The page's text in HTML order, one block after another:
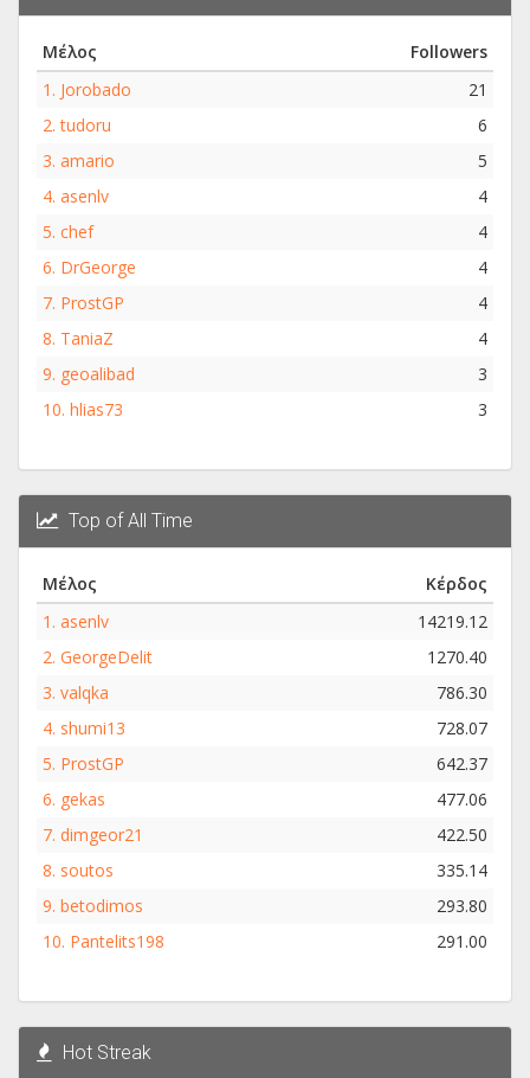
Μέλος
Followers
1. Jorobado
21
2.tudoru
6
3. amario
5
4. asenlv
4
5. chef
4
6. DrGeorge
4
7. ProstGP
4
8. TaniaZ
4
9. geoalibad
3
10. hlias73 3
Top of All Time
Μέλος
Κέρδος
1. asenlv
14219.12
2. GeorgeDelit
1270.40
3. valqka
786.30
4. shumi13
728.07
5. ProstGP
642.37
6. gekas
477.06
7. dimgeor21
422.50
8. soutos
335.14
9. betodimos
293.80
10. Pantelits198 291.00
Hot Streak